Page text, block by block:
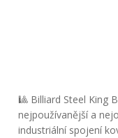
🎱 Billiard Steel King
nejpoužívanější a
industriální spojení